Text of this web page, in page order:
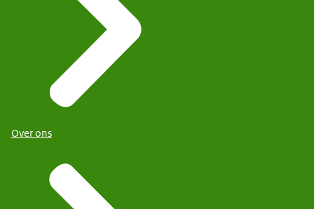
Over ons